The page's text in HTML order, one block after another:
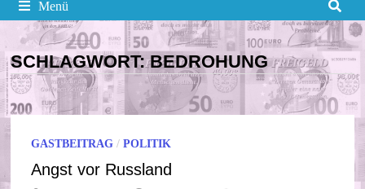
Menü
SCHLAGWORT:BEDROHUNG
GASTBEITRAG /POLITIK
Angst vor Russland